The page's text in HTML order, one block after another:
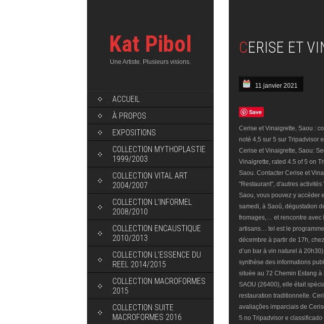
Kat Pibol
Une Artiste. Plusieurs visions.
ACCUEIL
À PROPOS
EXPOSITIONS
COLLECTION MYTHOPLASTIE
1999/2003
COLLECTION VITAL ART
2004/2007
COLLECTION L’INFORMEL
2008/2010
COLLECTION ENCAUSTIQUE
2010/2013
COLLECTION L’ESSENCE DU
REEL 2014/2015
COLLECTION MACROFORMES
2015
COLLECTION SUITE
MACROFORMES 2016
CERISE ET
11 janvier 2021
Save
Cerise et Vinaigrette, Saou :
noté 4,5 sur 5 sur Tripadvisor
Cerise et Vinaigrette, Saou:
Vinaigrette, rated 4.5 of 5 on
Saou. Contacter Cerise et
"Restaurant", d'autres
Saou, vous pouvez y accéder
samedi, à Saoû, dégustation
fromages,… et rencontre avec
artisans… tel est le
décembre à partir de 17h,
d’un bar à vin naturel à
synthèse des informations
située au 72 Chemin Estang
SAOU (26400), elle était
restauration traditionnelle.
avaliações imparciais de
5 no Tripadvisor e